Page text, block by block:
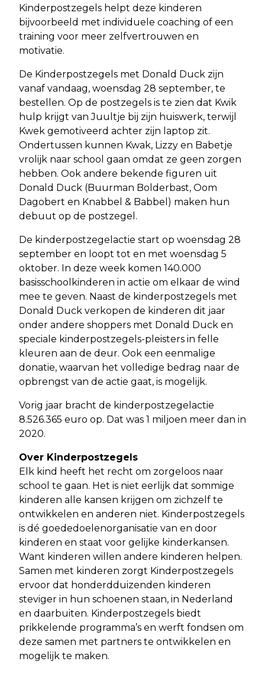
Kinderpostzegels helpt deze kinderen
bijvoorbeeld met individuele coaching of een
training voor meer zelfvertrouwen en
motivatie.
De Kinderpostzegels met Donald Duck zijn
vanaf vandaag, woensdag 28 september, te
bestellen. Op de postzegels is te zien dat Kwik
hulp krijgt van Juultje bij zijn huiswerk, terwijl
Kwek gemotiveerd achter zijn laptop zit.
Ondertussen kunnen Kwak, Lizzy en Babetje
vrolijk naar school gaan omdat ze geen zorgen
hebben. Ook andere bekende figuren uit
Donald Duck (Buurman Bolderbast, Oom
Dagobert en Knabbel & Babbel) maken hun
debuut op de postzegel.
De kinderpostzegelactie start op woensdag 28
september en loopt tot en met woensdag 5
oktober. In deze week komen 140.000
basisschoolkinderen in actie om elkaar de wind
mee te geven. Naast de kinderpostzegels met
Donald Duck verkopen de kinderen dit jaar
onder andere shoppers met Donald Duck en
speciale kinderpostzegels-pleisters in felle
kleuren aan de deur. Ook een eenmalige
donatie, waarvan het volledige bedrag naar de
opbrengst van de actie gaat, is mogelijk.
Vorig jaar bracht de kinderpostzegelactie
8.526.365 euro op. Dat was 1 miljoen meer dan in
2020.
Over Kinderpostzegels
Elk kind heeft het recht om zorgeloos naar
school te gaan. Het is niet eerlijk dat sommige
kinderen alle kansen krijgen om zichzelf te
ontwikkelen en anderen niet. Kinderpostzegels
is dé goededoelenorganisatie van en door
kinderen en staat voor gelijke kinderkansen.
Want kinderen willen andere kinderen helpen.
Samen met kinderen zorgt Kinderpostzegels
ervoor dat honderdduizenden kinderen
steviger in hun schoenen staan, in Nederland
en daarbuiten. Kinderpostzegels biedt
prikkelende programma’s en werft fondsen om
deze samen met partners te ontwikkelen en
mogelijk te maken.